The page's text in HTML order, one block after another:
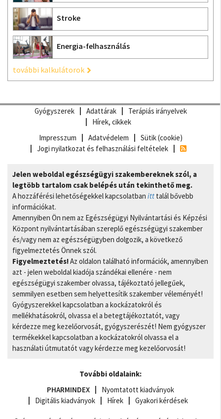
Stroke
Energia-felhasználás
további kalkulátorok
Gyógyszerek Adattárak
Terápiás irányelvek
Hírek, cikkek
Impresszum
Adatvédelem
Sütik (cookie)
Jogi nyilatkozat és felhasználási feltételek
Jelen weboldal egészségügyi szakembereknek szól, a
legtöbb tartalom csak belépés után tekinthető meg.
A hozzáférési lehetőségekkel kapcsolatban itt talál bővebb
információkat.
Amennyiben Ön nem az Egészségügyi Nyilvántartási és Képzési
Központ nyilvántartásában szereplő egészségügyi szakember
és/vagy nem az egészségügyben dolgozik, a következő
figyelmeztetés Önnek szól.
Figyelmeztetés!Az oldalon található információk, amennyiben
azt - jelen weboldal kiadója szándékai ellenére - nem
egészségügyi szakember olvassa, tájékoztató jellegűek,
semmilyen esetben sem helyettesítik szakember véleményét!
Gyógyszerekkel kapcsolatban a kockázatokról és
mellékhatásokról, olvassa el a betegtájékoztatót, vagy
kérdezze meg kezelőorvosát, gyógyszerészét! Nem gyógyszer
termékekkel kapcsolatban a kockázatokról olvassa el a
használati útmutatót vagy kérdezze meg kezelőorvosát!
További oldalaink:
PHARMINDEX
Nyomtatott kiadványok
Digitális kiadványok
Hírek Gyakori kérdések